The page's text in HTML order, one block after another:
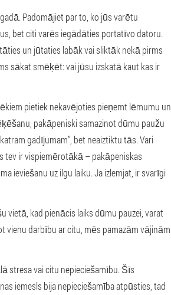
Padomājiet par to, ko jūs varētu
bet citi varēs iegādāties portatīvo datoru.
un jūtaties labāk vai sliktāk nekā pirms
sākat smēķēt: vai jūsu izskatā kaut kas ir
pietiek nekavējoties pieņemt lēmumu un
pakāpeniski samazinot dūmu paužu
gadījumam”, bet neaiztiktu tās. Vari
ir vispiemērotākā – pakāpeniskas
ieviešanu uz ilgu laiku. Ja izlemjat, ir svarīgi
vietā, kad pienācis laiks dūmu pauzei, varat
darbību ar citu, mēs pamazām vājinām
stresa vai citu nepieciešamību. Šīs
iemesls bija nepieciešamība atpūsties, tad